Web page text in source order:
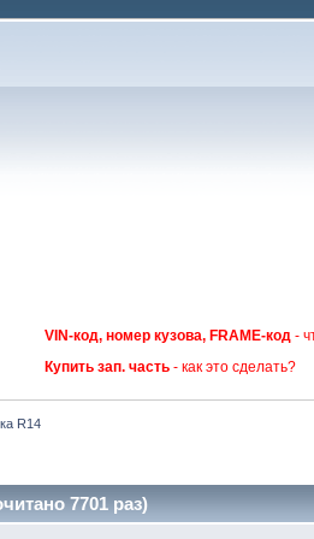
VIN-код, номер кузова, FRAME-код -
Купить зап. часть - как это сделать?
R14
7701 раз)